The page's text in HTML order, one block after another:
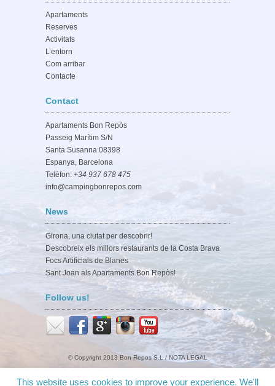
Apartaments
Reserves
Activitats
L’entorn
Com arribar
Contacte
Contact
Apartaments Bon Repòs
Passeig Marítim S/N
Santa Susanna 08398
Espanya, Barcelona
Telèfon: +34 937 678 475
info@campingbonrepos.com
News
Girona, una ciutat per descobrir!
Descobreix els millors restaurants de la Costa Brava
Focs Artificials de Blanes
Sant Joan als Apartaments Bon Repòs!
Follow us!
© Copyright 2013 Bon Repos S.L / NOTA LEGAL
This website uses cookies to improve your experience. We'll